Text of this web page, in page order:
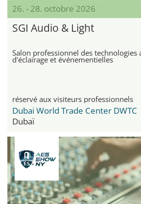
26. - 28. octobre 2026
SGI Audio & Light
Salon professionnel des technologies
d'éclairage et événementielles
réservé aux visiteurs professionnels
Dubai World Trade Center DWTC
Dubaï